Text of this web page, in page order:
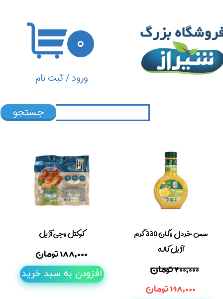
ورود/ ثبت نام
تغییر گذر واژه
سفارشات
۰
جستجو
سس خردل وگان 330 گرم
آژیل کاله
۲۰۰,۰۰۰ تومان
۱۹۸,۰۰۰ تومان
کوکتل وجی آژیل
۱۸۸,۰۰۰ تومان
افزودن به سبد خرید